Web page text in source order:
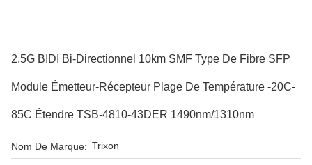
2.5G BIDI Bi-Directionnel 10km SMF Type De Fibre SFP
Module Émetteur-Récepteur Plage De Température -20C-
85C Étendre TSB-4810-43DER 1490nm/1310nm
Nom De Marque: Trixon